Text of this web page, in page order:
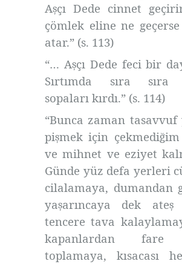
Aşçı Dede cinnet
çömlek eline ne
atar.” (s. 113)
“… Aşçı Dede feci bir
Sırtımda sıra sıra
sopaları kırdı.” (s. 114)
“Bunca zaman
pişmek için çekmediğim
ve mihnet ve eziyet
Günde yüz defa yerleri
cilalamaya, dumandan
yaşarıncaya dek ateş
tencere tava
kapanlardan fare
toplamaya, kısacası